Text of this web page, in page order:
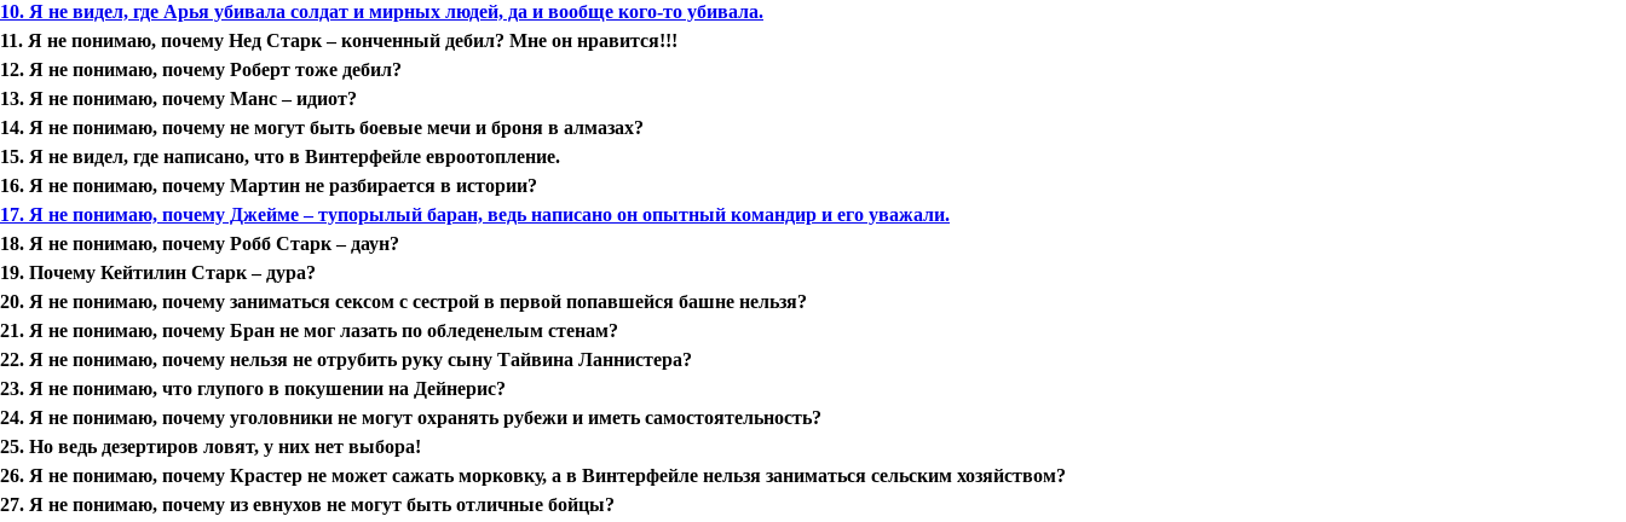
10. Я не видел, где Арья убивала солдат и мирных людей, да и вообще кого-то убивала.
11. Я не понимаю, почему Нед Старк – конченный дебил? Мне он нравится!!!
12. Я не понимаю, почему Роберт тоже дебил?
13. Я не понимаю, почему Манс – идиот?
14. Я не понимаю, почему не могут быть боевые мечи и броня в алмазах?
15. Я не видел, где написано, что в Винтерфейле евроотопление.
16. Я не понимаю, почему Мартин не разбирается в истории?
17. Я не понимаю, почему Джейме – тупорылый баран, ведь написано он опытный командир и его уважали.
18. Я не понимаю, почему Робб Старк – даун?
19. Почему Кейтилин Старк – дура?
20. Я не понимаю, почему заниматься сексом с сестрой в первой попавшейся башне нельзя?
21. Я не понимаю, почему Бран не мог лазать по обледенелым стенам?
22. Я не понимаю, почему нельзя не отрубить руку сыну Тайвина Ланнистера?
23. Я не понимаю, что глупого в покушении на Дейнерис?
24. Я не понимаю, почему уголовники не могут охранять рубежи и иметь самостоятельность?
25. Но ведь дезертиров ловят, у них нет выбора!
26. Я не понимаю, почему Крастер не может сажать морковку, а в Винтерфейле нельзя заниматься сельским хозяйством?
27. Я не понимаю, почему из евнухов не могут быть отличные бойцы?